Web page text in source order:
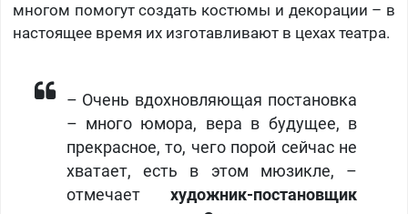
многом помогут создать костюмы и декорации – в
настоящее время их изготавливают в цехах театра.
– Очень вдохновляющая постановка
– много юмора, вера в будущее, в
прекрасное, то, чего порой сейчас не
хватает, есть в этом мюзикле, –
отмечаетхудожник-постановщик